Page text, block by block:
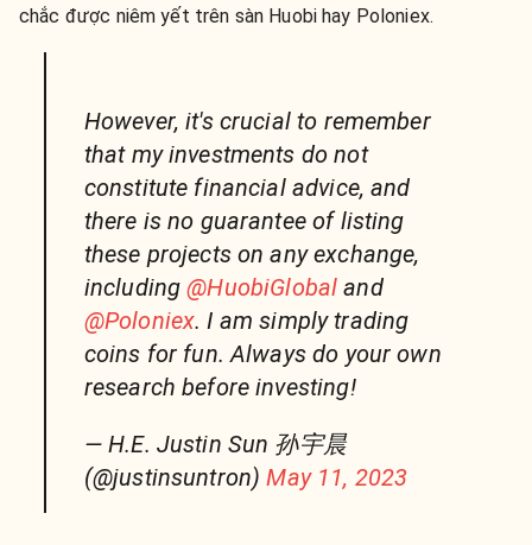
chắc được niêm yết trên sàn Huobi hay Poloniex.
However, it's crucial to remember
that my investments do not
constitute financial advice, and
there is no guarantee of listing
these projects on any exchange,
including@HuobiGlobal and
@Poloniex. I am simply trading
coins for fun. Always do your own
research before investing!
— H.E. Justin Sun 孙宇晨
(@justinsuntron)May 11, 2023